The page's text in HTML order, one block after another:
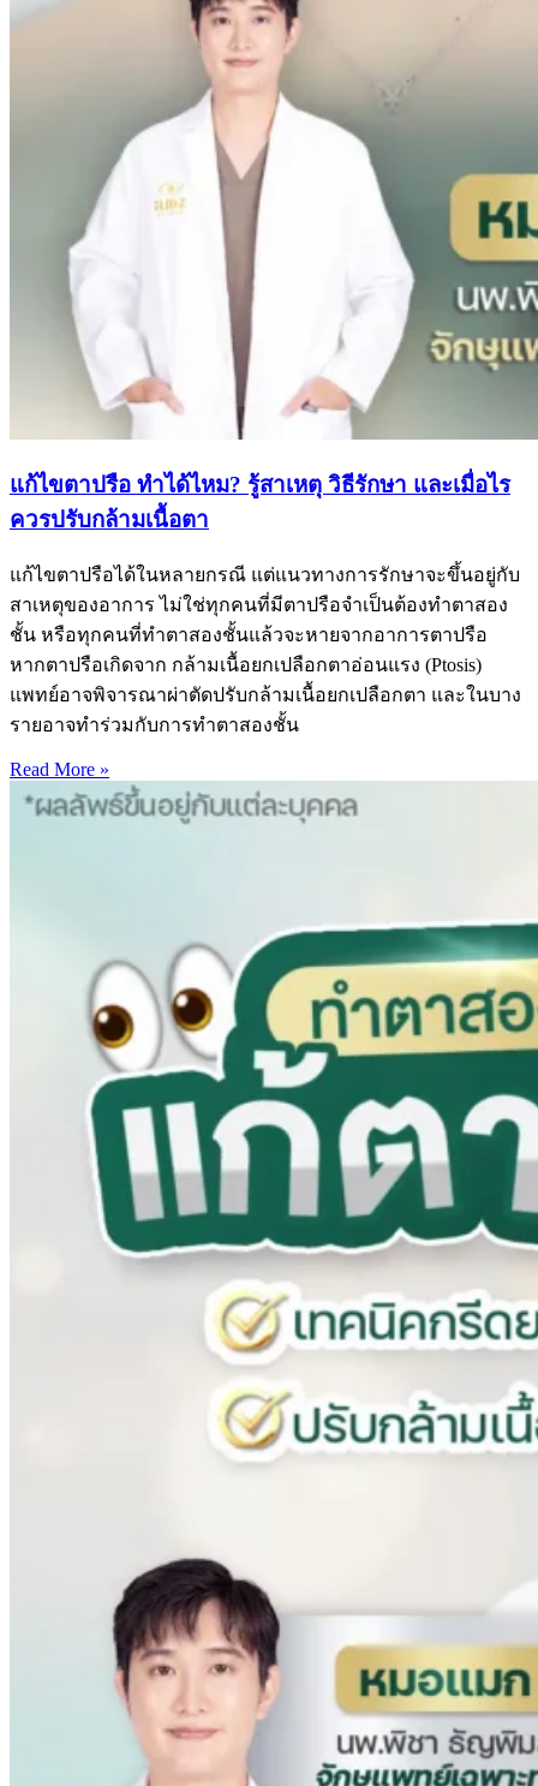
แก้ไขตาปรือ ทำได้ไหม? รู้สาเหตุ วิธีรักษา และเมื่อไร
ควรปรับกล้ามเนื้อตา
แก้ไขตาปรือได้ในหลายกรณี แต่แนวทางการรักษาจะขึ้นอยู่กับ
สาเหตุของอาการ ไม่ใช่ทุกคนที่มีตาปรือจำเป็นต้องทำตาสอง
ชั้น หรือทุกคนที่ทำตาสองชั้นแล้วจะหายจากอาการตาปรือ
หากตาปรือเกิดจาก กล้ามเนื้อยกเปลือกตาอ่อนแรง (Ptosis)
แพทย์อาจพิจารณาผ่าตัดปรับกล้ามเนื้อยกเปลือกตา และในบาง
รายอาจทำร่วมกับการทำตาสองชั้น
Read More »